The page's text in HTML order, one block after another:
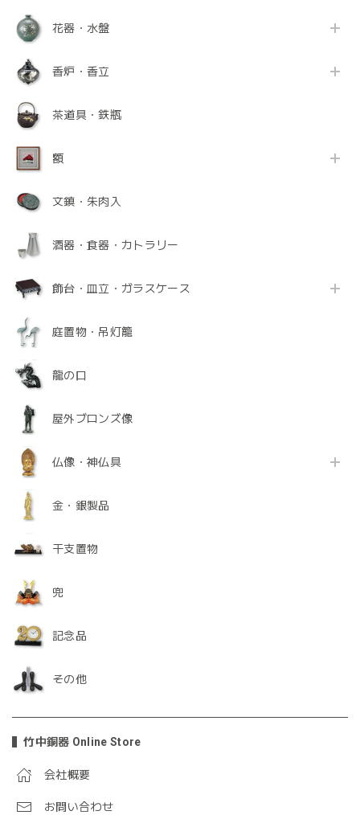
花器・水盤
香炉・香立
茶道具・鉄瓶
額
文鎮・朱肉入
酒器・食器・カトラリー
飾台・皿立・ガラスケース
庭置物・吊灯籠
龍の口
屋外ブロンズ像
仏像・神仏具
金・銀製品
干支置物
兜
記念品
その他
竹中銅器 Online Store
会社概要
お問い合わせ